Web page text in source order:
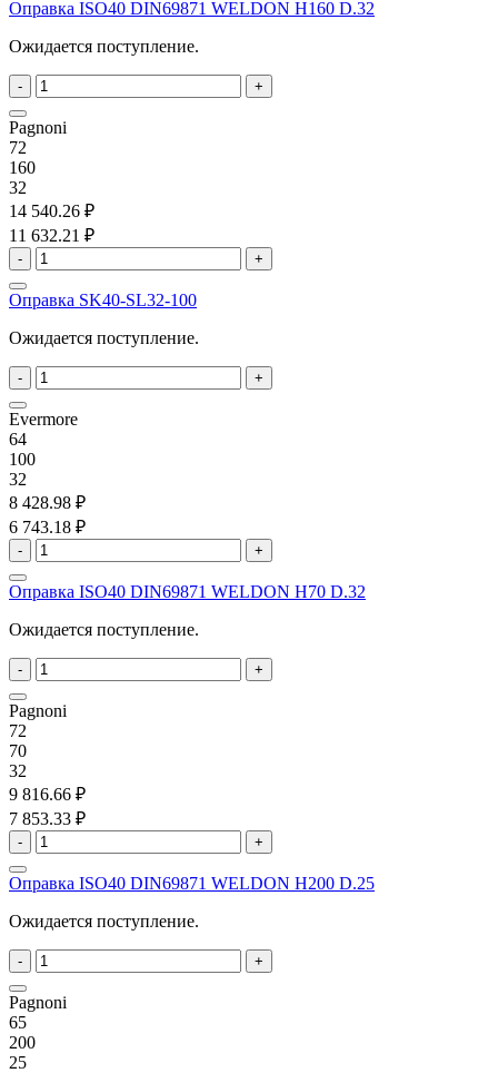
Оправка ISO40 DIN69871 WELDON H160 D.32
Ожидается поступление.
- +
Pagnoni
72
160
32
14 540.26 ₽
11 632.21 ₽
- +
Оправка SK40-SL32-100
Ожидается поступление.
- +
Evermore
64
100
32
8 428.98 ₽
6 743.18 ₽
- +
Оправка ISO40 DIN69871 WELDON H70 D.32
Ожидается поступление.
- +
Pagnoni
72
70
32
9 816.66 ₽
7 853.33 ₽
- +
Оправка ISO40 DIN69871 WELDON H200 D.25
Ожидается поступление.
- +
Pagnoni
65
200
25